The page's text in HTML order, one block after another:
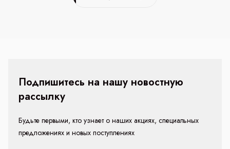
Подпишитесь на нашу новостную
рассылку
Будьте первыми, кто узнает о наших акциях, специальных
предложениях и новых поступлениях